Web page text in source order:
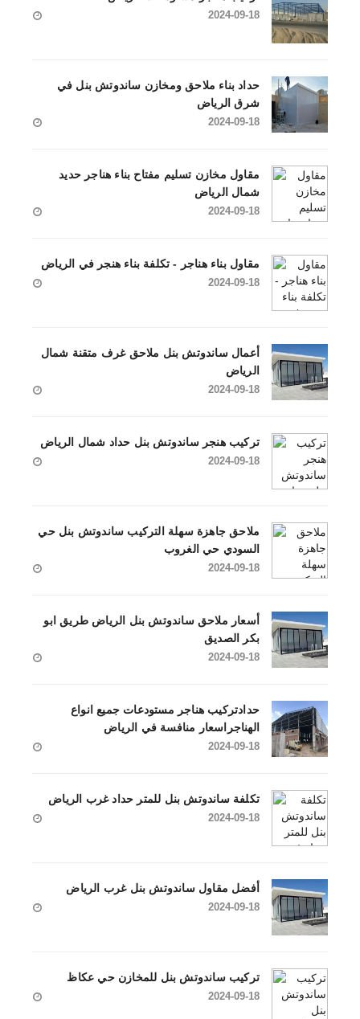
2024-09-18
حداد بناء ملاحق ومخازن ساندوتش بنل في
شرق الرياض
2024-09-18
مقاول مخازن تسليم مفتاح بناء هناجر حديد
شمال الرياض
2024-09-18
مقاول بناء هناجر - تكلفة بناء هنجر في الرياض
2024-09-18
أعمال ساندوتش بنل ملاحق غرف متقنة شمال
الرياض
2024-09-18
تركيب هنجر ساندوتش بنل حداد شمال الرياض
2024-09-18
ملاحق جاهزة سهلة التركيب ساندوتش بنل حي
السودي حي الغروب
2024-09-18
أسعار ملاحق ساندوتش بنل الرياض طريق ابو
بكر الصديق
2024-09-18
حدادتركيب هناجر مستودعات جميع انواع
الهناجراسعار منافسة في الرياض
2024-09-18
تكلفة ساندوتش بنل للمتر حداد غرب الرياض
2024-09-18
أفضل مقاول ساندوتش بنل غرب الرياض
2024-09-18
تركيب ساندوتش بنل للمخازن حي عكاظ
2024-09-18